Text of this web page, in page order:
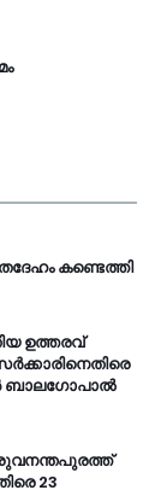
കണ്ടെത്തി
ഉത്തരവ്
ബാലഗോപാൽ
23